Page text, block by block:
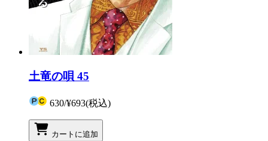
土竜の唄 45
630/¥693(税込)
カートに追加